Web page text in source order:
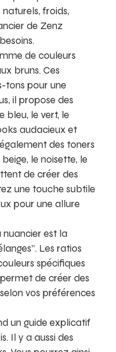
froids,
de Zenz
de couleurs
bruns. Ces
tons pour une
il propose des
bleu, le vert, le
audacieux et
des toners
le noisette, le
de créer des
une touche subtile
pour une allure
est la
Les ratios
spécifiques
de créer des
vos préférences
un guide explicatif
Il y a aussi des